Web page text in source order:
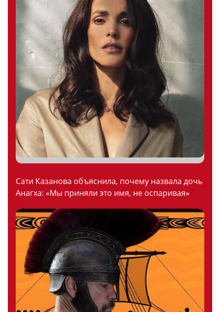
Сати Казанова объяснила, почему назвала дочь
Анагха: «Мы приняли это имя, не оспаривая»